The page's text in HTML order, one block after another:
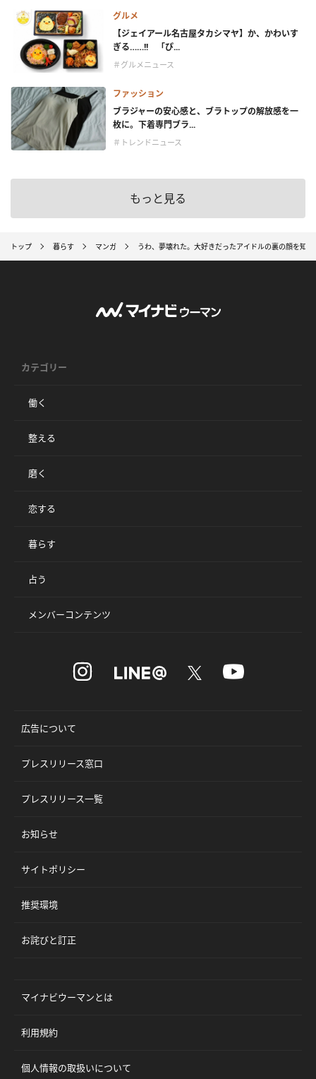
グルメ
【ジェイアール名古屋タカシマヤ】か、かわいす
ぎる……!! 「ぴ...
＃グルメニュース
ファッション
ブラジャーの安心感と、ブラトップの解放感を一
枚に。下着専門ブラ...
＃トレンドニュース
もっと見る
トップ 暮らす マンガ うわ、夢壊れた。大好きだったアイドルの裏の顔を知
カテゴリー
働く
整える
磨く
恋する
暮らす
占う
メンバーコンテンツ
広告について
プレスリリース窓口
プレスリリース一覧
お知らせ
サイトポリシー
推奨環境
お詫びと訂正
マイナビウーマンとは
利用規約
個人情報の取扱いについて